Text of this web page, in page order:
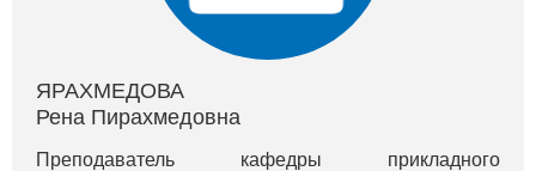
ЯРАХМЕДОВА
Рена Пирахмедовна
Преподаватель кафедры прикладного